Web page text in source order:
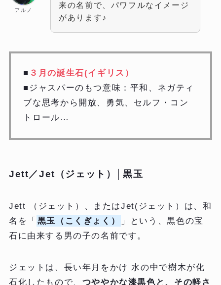
アルノ
来の名前で、パワフルなイメージ
があります♪
■ ３月の誕生石(イギリス）
■ジャスパーのもつ意味：平和、ネガティ
ブな思考から開放、勇気、セルフ・コン
トロール…
Jett／Jet（ジェット）│黒玉
Jett （ジェット）、またはJet(ジェット）は、和
名を「 黒玉（こくぎょく）
」という、黒色の宝
石に由来する男の子の名前です。
ジェットは、長い年月をかけ 水の中で樹木が化
石化したもので、 つややかな漆黒色と、その軽さ